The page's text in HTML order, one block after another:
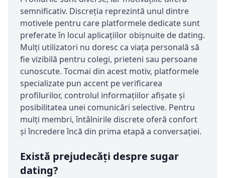
semnificativ. Discreția reprezintă unul dintre
motivele pentru care platformele dedicate sunt
preferate în locul aplicațiilor obișnuite de dating.
Mulți utilizatori nu doresc ca viața personală să
fie vizibilă pentru colegi, prieteni sau persoane
cunoscute. Tocmai din acest motiv, platformele
specializate pun accent pe verificarea
profilurilor, controlul informațiilor afișate și
posibilitatea unei comunicări selective. Pentru
mulți membri, întâlnirile discrete oferă confort
și încredere încă din prima etapă a conversației.
Există prejudecăți despre sugar
dating?